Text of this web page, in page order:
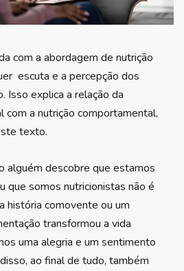
com a abordagem de nutrição
escuta e a percepção dos
Isso explica a relação da
com a nutrição comportamental,
texto.
alguém descobre que estamos
que somos nutricionistas não é
história comovente ou um
transformou a vida
uma alegria e um sentimento
ao final de tudo, também